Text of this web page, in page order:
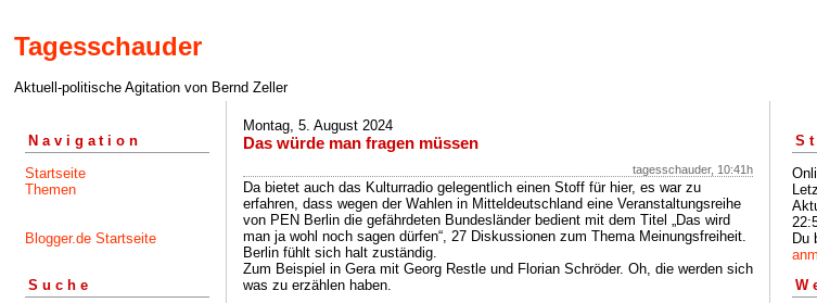
Tagesschauder
Aktuell-politische Agitation von Bernd Zeller
Navigation
Startseite
Themen
Blogger.de Startseite
Suche
Montag, 5. August 2024
Das würde man fragen müssen
tagesschauder, 10:41h
Da bietet auch das Kulturradio gelegentlich einen Stoff für hier, es war zu
erfahren, dass wegen der Wahlen in Mitteldeutschland eine Veranstaltungsreihe
von PEN Berlin die gefährdeten Bundesländer bedient mit dem Titel „Das wird
man ja wohl noch sagen dürfen“, 27 Diskussionen zum Thema Meinungsfreiheit.
Berlin fühlt sich halt zuständig.
Zum Beispiel in Gera mit Georg Restle und Florian Schröder. Oh, die werden sich
was zu erzählen haben.
Du